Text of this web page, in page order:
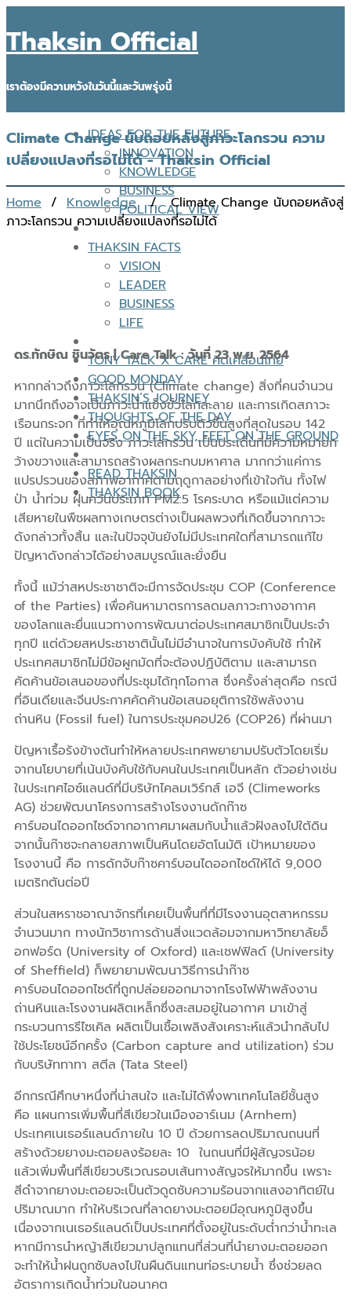
Thaksin Official
เราต้องมีความหวังในวันนี้และวันพรุ่งนี้
IDEAS FOR THE FUTURE
INNOVATION
KNOWLEDGE
BUSINESS
POLITICAL VIEW
THAKSIN FACTS
VISION
LEADER
BUSINESS
LIFE
TONY TALK X CARE คิดเคลื่อนไทย
GOOD MONDAY
THAKSIN’S JOURNEY
THOUGHTS OF THE DAY
EYES ON THE SKY, FEET ON THE GROUND
READ THAKSIN
THAKSIN BOOK
Climate Change นับถอยหลังสู่ภาวะโลกรวน ความ
เปลี่ยงแปลงที่รอไม่ได้ - Thaksin Official
Home / Knowledge/ Climate Change นับถอยหลังสู่
ภาวะโลกรวน ความเปลี่ยงแปลงที่รอไม่ได้
ดร.ทักษิณ ชินวัตร | Care Talk : วันที่ 23 พ.ย. 2564
หากกล่าวถึงภาวะโลกรวน (Climate change) สิ่งที่คนจำนวน
มากนึกถึงอาจเป็นภาวะน้ำแข็งขั้วโลกละลาย และการเกิดสภาวะ
เรือนกระจก ที่ทำให้อุณหภูมิโลกปรับตัวขึ้นสูงที่สุดในรอบ 142
ปี แต่ในความเป็นจริง ภาวะโลกรวน เป็นประเด็นที่มีความหมายก
ว้างขวางและสามารถสร้างผลกระทบมหาศาล มากกว่าแค่การ
แปรปรวนของสภาพอากาศตามฤดูกาลอย่างที่เข้าใจกัน ทั้งไฟ
ป่า น้ำท่วม ฝุ่นควันประเภท PM2.5 โรคระบาด หรือแม้แต่ความ
เสียหายในพืชผลทางเกษตรต่างเป็นผลพวงที่เกิดขึ้นจากภาวะ
ดังกล่าวทั้งสิ้น และในปัจจุบันยังไม่มีประเทศใดที่สามารถแก้ไข
ปัญหาดังกล่าวได้อย่างสมบูรณ์และยั่งยืน
ทั้งนี้ แม้ว่าสหประชาชาติจะมีการจัดประชุม COP (Conference
of the Parties) เพื่อค้นหามาตรการลดมลภาวะทางอากาศ
ของโลกและยื่นแนวทางการพัฒนาต่อประเทศสมาชิกเป็นประจำ
ทุกปี แต่ด้วยสหประชาชาตินั้นไม่มีอำนาจในการบังคับใช้ ทำให้
ประเทศสมาชิกไม่มีข้อผูกมัดที่จะต้องปฏิบัติตาม และสามารถ
คัดค้านข้อเสนอของที่ประชุมได้ทุกโอกาส ซึ่งครั้งล่าสุดคือ กรณี
ที่อินเดียและจีนประกาศคัดค้านข้อเสนอยุติการใช้พลังงาน
ถ่านหิน (Fossil fuel) ในการประชุมคอป26 (COP26) ที่ผ่านมา
ปัญหาเรื้อรังข้างต้นทำให้หลายประเทศพยายามปรับตัวโดยเริ่ม
จากนโยบายที่เน้นบังคับใช้กับคนในประเทศเป็นหลัก ตัวอย่างเช่น
ในประเทศไอซ์แลนด์ที่มีบริษัทไคลมเวิร์กส์ เอจี (Climeworks
AG) ช่วยพัฒนาโครงการสร้างโรงงานดักก๊าซ
คาร์บอนไดออกไซด์จากอากาศมาผสมกับน้ำแล้วฝังลงไปใต้ดิน
จากนั้นก๊าซจะกลายสภาพเป็นหินโดยอัตโนมัติ เป้าหมายของ
โรงงานนี้ คือ การดักจับก๊าซคาร์บอนไดออกไซด์ให้ได้ 9,000
เมตริกตันต่อปี
ส่วนในสหราชอาณาจักรที่เคยเป็นพื้นที่ที่มีโรงงานอุตสาหกรรม
จำนวนมาก ทางนักวิชาการด้านสิ่งแวดล้อมจากมหาวิทยาลัยอ็
อกฟอร์ด (University of Oxford) และเชฟฟิลด์ (University
of Sheffield) ก็พยายามพัฒนาวิธีการนำก๊าซ
คาร์บอนไดออกไซด์ที่ถูกปล่อยออกมาจากโรงไฟฟ้าพลังงาน
ถ่านหินและโรงงานผลิตเหล็กซึ่งสะสมอยู่ในอากาศ มาเข้าสู่
กระบวนการรีไซเคิล ผลิตเป็นเชื้อเพลิงสังเคราะห์แล้วนำกลับไป
ใช้ประโยชน์อีกครั้ง (Carbon capture and utilization) ร่วม
กับบริษัททาทา สตีล (Tata Steel)
อีกกรณีศึกษาหนึ่งที่น่าสนใจ และไม่ได้พึ่งพาเทคโนโลยีชั้นสูง
คือ แผนการเพิ่มพื้นที่สีเขียวในเมืองอาร์เนม (Arnhem)
ประเทศเนเธอร์แลนด์ภายใน 10 ปี ด้วยการลดปริมาณถนนที่
สร้างด้วยยางมะตอยลงร้อยละ 10 ในถนนที่มีผู้สัญจรน้อย
แล้วเพิ่มพื้นที่สีเขียวบริเวณรอบเส้นทางสัญจรให้มากขึ้น เพราะ
สีดำจากยางมะตอยจะเป็นตัวดูดซับความร้อนจากแสงอาทิตย์ใน
ปริมาณมาก ทำให้บริเวณที่ลาดยางมะตอยมีอุณหภูมิสูงขึ้น
เนื่องจากเนเธอร์แลนด์เป็นประเทศที่ตั้งอยู่ในระดับต่ำกว่าน้ำทะเล
หากมีการนำหญ้าสีเขียวมาปลูกแทนที่ส่วนที่นำยางมะตอยออก
จะทำให้น้ำฝนถูกซับลงไปในผืนดินแทนท่อระบายน้ำ ซึ่งช่วยลด
อัตราการเกิดน้ำท่วมในอนาคต